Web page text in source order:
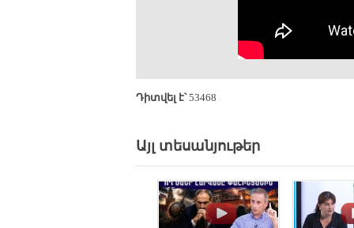
Դիտվել է՝53468
Այլ տեսանյութեր
. .